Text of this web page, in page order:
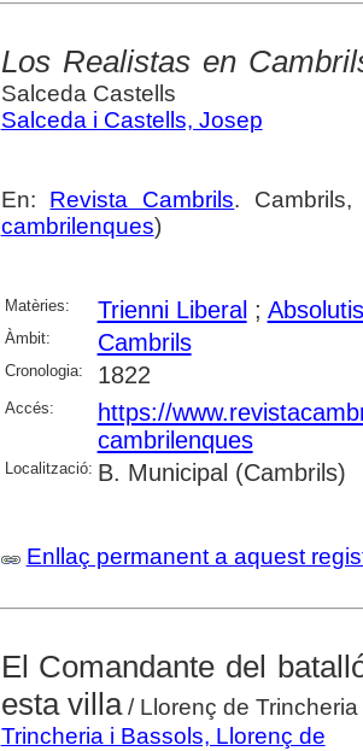
Los Realistas en
Salceda Castells
Salceda i Castells, Josep
En: Revista Cambrils.
cambrilenques)
Matèries: Trienni Liberal ;
Àmbit: Cambrils
Cronologia: 1822
Accés:
https://
cambrilenques
Localització: B. Municipal (Cambrils)
Enllaç permanent a aquest
El Comandante del
esta villa/ Llorenç de Trincheria
Trincheria i Bassols, Llorenç de